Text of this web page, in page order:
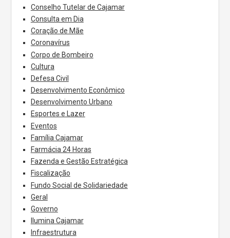
Conselho Tutelar de Cajamar
Consulta em Dia
Coração de Mãe
Coronavírus
Corpo de Bombeiro
Cultura
Defesa Civil
Desenvolvimento Econômico
Desenvolvimento Urbano
Esportes e Lazer
Eventos
Família Cajamar
Farmácia 24 Horas
Fazenda e Gestão Estratégica
Fiscalização
Fundo Social de Solidariedade
Geral
Governo
Ilumina Cajamar
Infraestrutura